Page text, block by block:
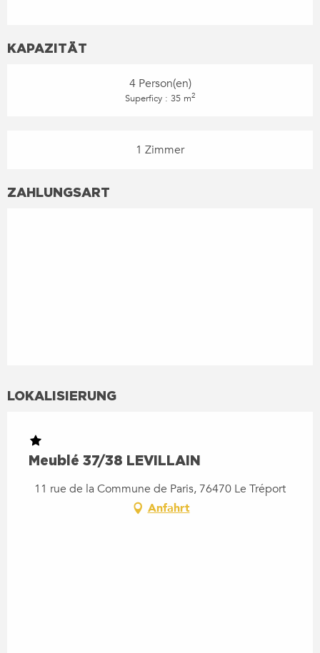
KAPAZITÄT
4 Person(en)
Superficy : 35 m2
1 Zimmer
ZAHLUNGSART
LOKALISIERUNG
Meublé 37/38 LEVILLAIN
11 rue de la Commune de Paris, 76470 Le Tréport
Anfahrt